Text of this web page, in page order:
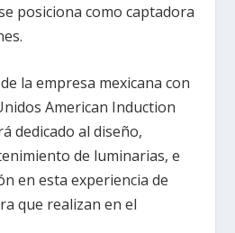
posiciona como captadora
la empresa mexicana con
American Induction
dedicado al diseño,
de luminarias, e
en esta experiencia de
que realizan en el